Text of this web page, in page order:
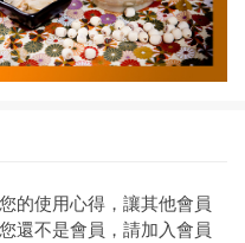
的使用心得，讓其他會員
還不是會員，請加入會員